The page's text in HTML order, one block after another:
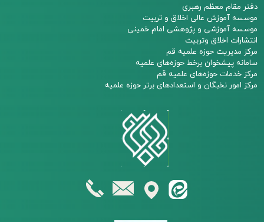
دفتر مقام معظم رهبری
موسسه آموزش عالی اخلاق و تربیت
موسسه آموزشی و پژوهشی امام خمینی
انتشارات اخلاق وتربیت
مرکز مدیریت حوزه علمیه قم
سامانه پیشخوان برخط حوزه‌های علمیه
مرکز خدمات حوزه‌های علمیه قم​​​​​​​
مرکز امور نخبگان و استعدادهای برتر حوزه علمیه